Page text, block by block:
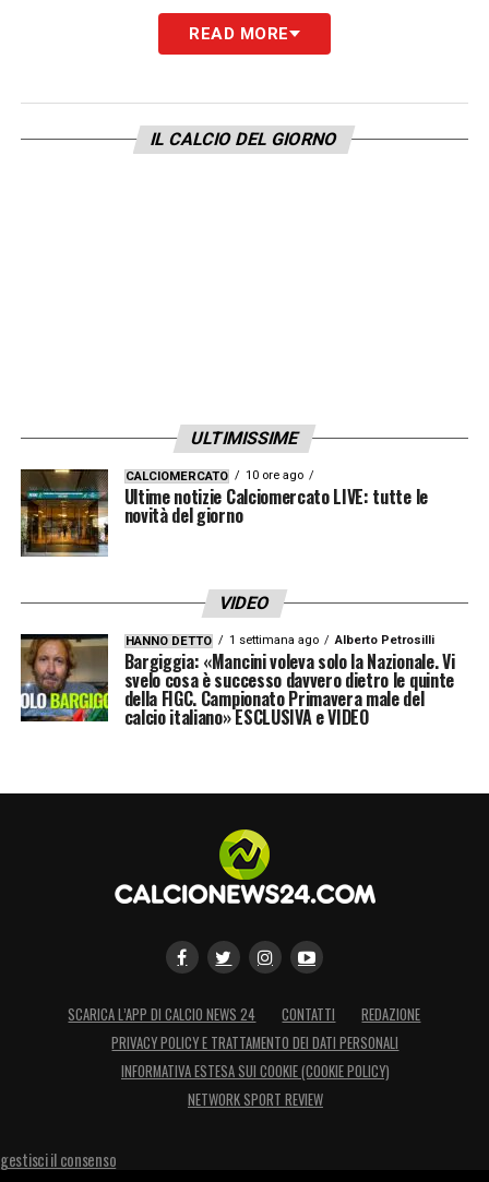
LA PLAYLIST DELLE NOSTRE TOP NEWS
READ MORE
IL CALCIO DEL GIORNO
ULTIMISSIME
CALCIOMERCATO 10 ore ago
Ultime notizie Calciomercato LIVE: tutte le
novità del giorno
VIDEO
HANNO DETTO 1 settimana ago Alberto Petrosilli
Bargiggia: «Mancini voleva solo la Nazionale. Vi
svelo cosa è successo davvero dietro le quinte
della FIGC. Campionato Primavera male del
calcio italiano» ESCLUSIVA e VIDEO
SCARICA L’APP DI CALCIO NEWS 24 CONTATTI
REDAZIONE
PRIVACY POLICY E TRATTAMENTO DEI DATI PERSONALI
INFORMATIVA ESTESA SUI COOKIE (COOKIE POLICY)
NETWORK SPORT REVIEW
gestisci il consenso